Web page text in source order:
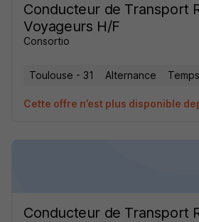
Conducteur de Transport
Voyageurs H/F
Consortio
Toulouse - 31 Alternance
Cette offre n’est plus disponible
Conducteur de Transport